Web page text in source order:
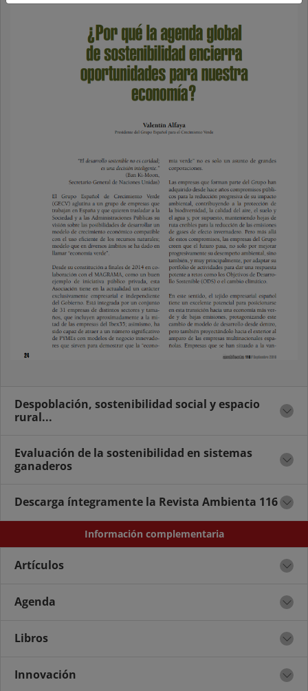
Despoblación, sostenibilidad social y espacio
rural...
Evaluación de la sostenibilidad en sistemas
ganaderos
Descarga íntegramente la Revista Ambienta 116
Información complementaria
Artículos
Agenda
Libros
Innovación